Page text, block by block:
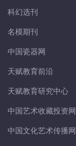
科幻选刊
名模期刊
中国瓷器网
天赋教育前沿
天赋教育研究中心
中国艺术收藏投资网
中国文化艺术传播网